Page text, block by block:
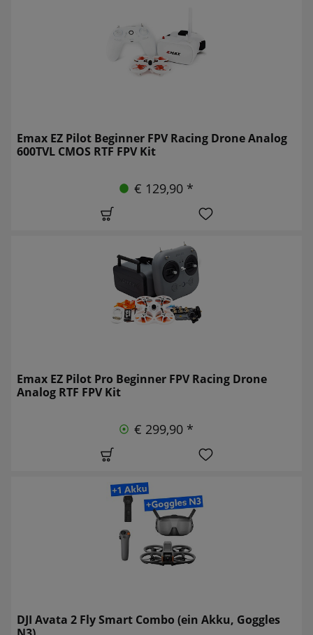
Emax EZ Pilot Beginner FPV Racing Drone Analog
600TVL CMOS RTF FPV Kit
€ 129,90 *
Emax EZ Pilot Pro Beginner FPV Racing Drone
Analog RTF FPV Kit
€ 299,90 *
DJI Avata 2 Fly Smart Combo (ein Akku, Goggles